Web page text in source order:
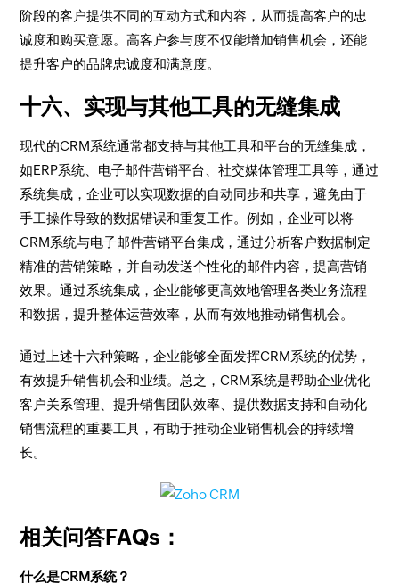
阶段的客户提供不同的互动方式和内容，从而提高客户的忠
诚度和购买意愿。高客户参与度不仅能增加销售机会，还能
提升客户的品牌忠诚度和满意度。
十六、实现与其他工具的无缝集成
现代的CRM系统通常都支持与其他工具和平台的无缝集成，
如ERP系统、电子邮件营销平台、社交媒体管理工具等，通过
系统集成，企业可以实现数据的自动同步和共享，避免由于
手工操作导致的数据错误和重复工作。例如，企业可以将
CRM系统与电子邮件营销平台集成，通过分析客户数据制定
精准的营销策略，并自动发送个性化的邮件内容，提高营销
效果。通过系统集成，企业能够更高效地管理各类业务流程
和数据，提升整体运营效率，从而有效地推动销售机会。
通过上述十六种策略，企业能够全面发挥CRM系统的优势，
有效提升销售机会和业绩。总之，CRM系统是帮助企业优化
客户关系管理、提升销售团队效率、提供数据支持和自动化
销售流程的重要工具，有助于推动企业销售机会的持续增
长。
相关问答FAQs：
什么是CRM系统？